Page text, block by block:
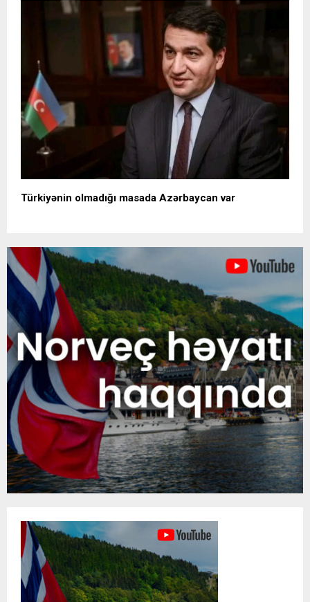
Türkiyənin olmadığı masada Azərbaycan var